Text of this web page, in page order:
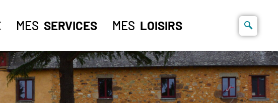
MES SERVICES MES LOISIRS